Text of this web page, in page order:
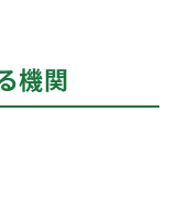
機関